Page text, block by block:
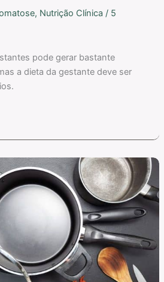
, Nutrição Clínica / 5
pode gerar bastante
a dieta da gestante deve ser